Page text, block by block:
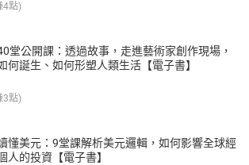
4點)
堂公開課：透過故事，走進藝術家創作現場，
何誕生、如何形塑人類生活【電子書】
3點)
懂美元：9堂課解析美元邏輯，如何影響全球經
人的投資【電子書】